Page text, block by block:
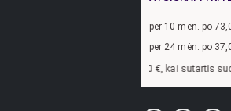
per 10 mėn. po
per 24 mėn. po
€, kai sutartis sudaroma 24 mėn.